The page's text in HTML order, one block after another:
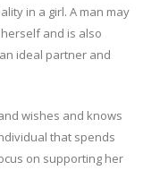
in a girl. A man may
and is also
ideal partner and
wishes and knows
that spends
on supporting her